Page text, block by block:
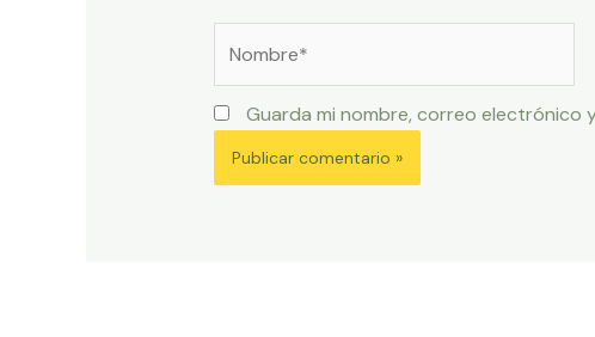
Guarda mi nombre, correo electrónico